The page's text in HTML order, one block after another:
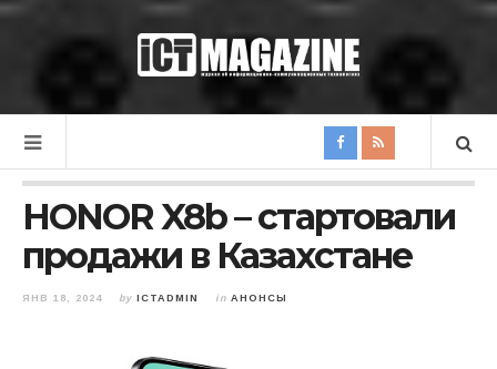
HONOR X8b – стартовали
продажи в Казахстане
ЯНВ 18, 2024 by ICTADMIN in АНОНСЫ